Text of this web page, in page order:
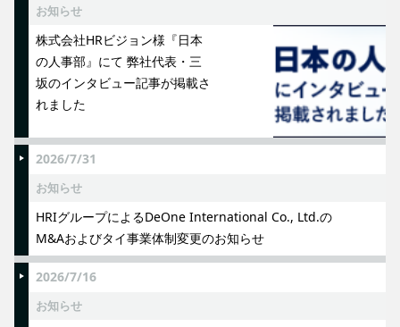
お知らせ
株式会社HRビジョン様『日本
の人事部』にて 弊社代表・三
坂のインタビュー記事が掲載さ
れました
2026/7/31
お知らせ
HRIグループによるDeOne International Co., Ltd.の
M&Aおよびタイ事業体制変更のお知らせ
2026/7/16
お知らせ